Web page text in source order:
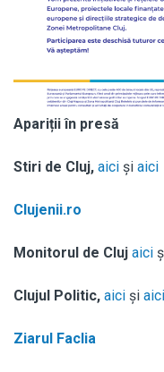
Apariții în presă
Stiri de Cluj, aici și aici
Clujenii.ro
Monitorul de Cluj aici
Clujul Politic, aici și aici
Ziarul Faclia